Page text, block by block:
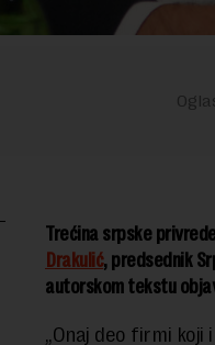
Trećina srpske
Drakulić, predsednik
autorskom tekstu
„Onaj deo firmi